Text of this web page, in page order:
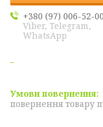
+380 (97) 006-52-00
Viber, Telegram,
WhatsApp
повернення товару